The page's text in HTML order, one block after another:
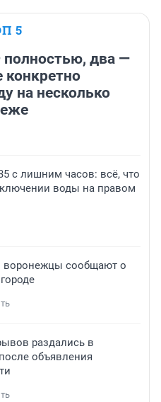
5
полностью, два —
конкретно
на несколько
с лишним часов: всё, что
воды на правом
воронежцы сообщают о
раздались в
объявления